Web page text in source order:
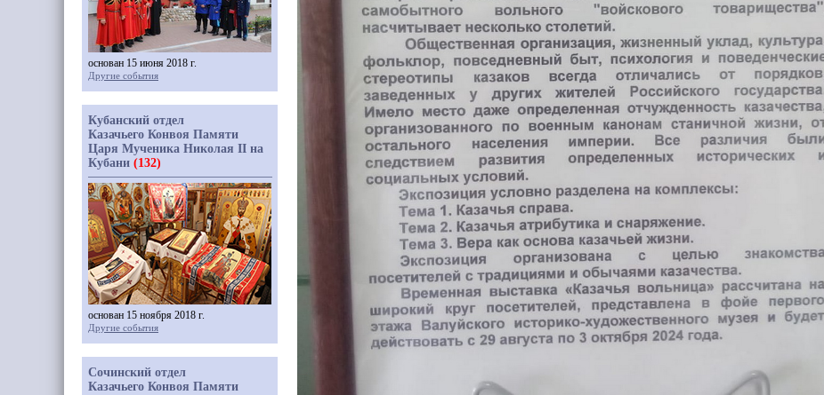
основан 15 июня 2018 г.
Другие события
Кубанский отдел
Казачьего Конвоя Памяти
Царя Мученика Николая II на
Кубани (132)
основан 15 ноября 2018 г.
Другие события
Сочинский отдел
Казачьего Конвоя Памяти